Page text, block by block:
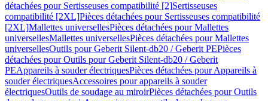
détachées pour Sertisseuses compatibilité [2]Sertisseuses
compatibilité [2XL]Pièces détachées pour Sertisseuses compatibilité
[2XL]Mallettes universellesPièces détachées pour Mallettes
universellesMallettes universellesPièces détachées pour Mallettes
universellesOutils pour Geberit Silent-db20 / Geberit PEPièces
détachées pour Outils pour Geberit Silent-db20 / Geberit
PEAppareils à souder électriquesPièces détachées pour Appareils à
souder électriquesAccessoires pour appareils à souder
électriquesOutils de soudage au miroirPièces détachées pour Outils